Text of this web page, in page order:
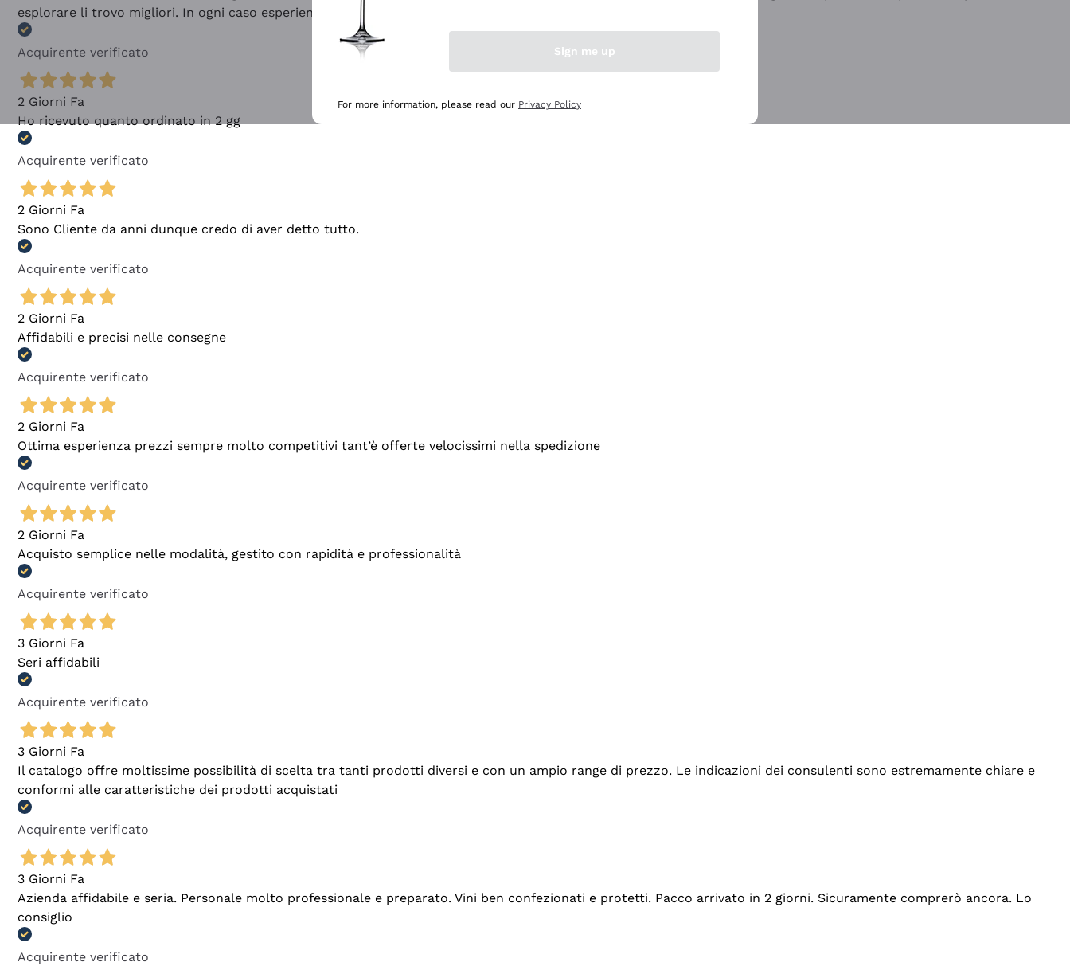
esplorare li trovo migliori. In ogni caso esperienza buona e lo consiglio! 👍
Acquirente verificato
2 Giorni Fa
Ho ricevuto quanto ordinato in 2 gg
Acquirente verificato
2 Giorni Fa
Sono Cliente da anni dunque credo di aver detto tutto.
Acquirente verificato
2 Giorni Fa
Affidabili e precisi nelle consegne
Acquirente verificato
2 Giorni Fa
Ottima esperienza prezzi sempre molto competitivi tant’è offerte velocissimi nella spedizione
Acquirente verificato
2 Giorni Fa
Acquisto semplice nelle modalità, gestito con rapidità e professionalità
Acquirente verificato
3 Giorni Fa
Seri affidabili
Acquirente verificato
3 Giorni Fa
Il catalogo offre moltissime possibilità di scelta tra tanti prodotti diversi e con un ampio range di prezzo. Le indicazioni dei consulenti sono estremamente chiare e
conformi alle caratteristiche dei prodotti acquistati
Acquirente verificato
3 Giorni Fa
Azienda affidabile e seria. Personale molto professionale e preparato. Vini ben confezionati e protetti. Pacco arrivato in 2 giorni. Sicuramente comprerò ancora. Lo
consiglio
Acquirente verificato
Sign me up
For more information, please read our Privacy Policy